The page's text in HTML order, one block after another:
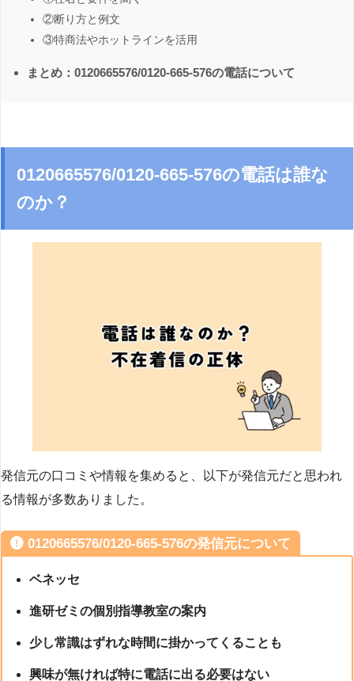
②断り方と例文
③特商法やホットラインを活用
まとめ：0120665576/0120-665-576の電話について
0120665576/0120-665-576の電話は誰な
のか？
発信元の口コミや情報を集めると、以下が発信元だと思われ
る情報が多数ありました。
0120665576/0120-665-576の発信元について
ベネッセ
進研ゼミの個別指導教室の案内
少し常識はずれな時間に掛かってくることも
興味が無ければ特に電話に出る必要はない